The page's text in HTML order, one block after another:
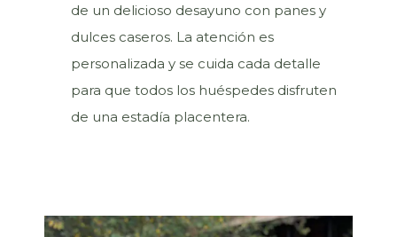
de un delicioso desayuno con panes y
dulces caseros. La atención es
personalizada y se cuida cada detalle
para que todos los huéspedes disfruten
de una estadía placentera.